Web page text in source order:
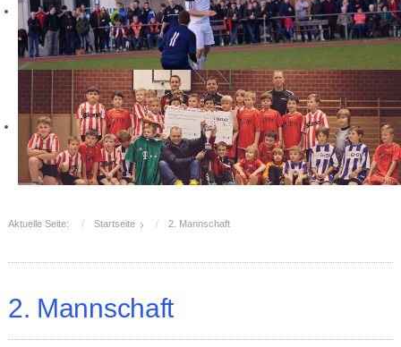
Aktuelle Seite: Startseite 2. Mannschaft
2. Mannschaft